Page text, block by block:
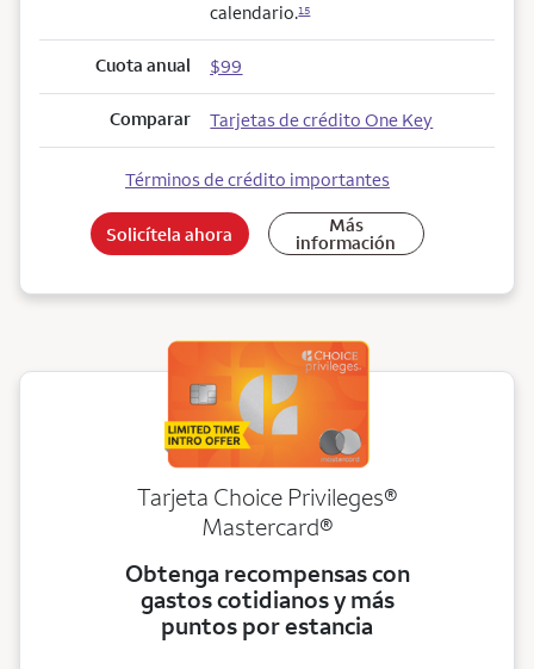
calendario.15
Cuota anual $99
Comparar Tarjetas de crédito One Key
Términos de crédito importantes
Solicítela ahora Más
información
Tarjeta Choice Privileges®
Mastercard®
Obtenga recompensas con
gastos cotidianos y más
puntos por estancia